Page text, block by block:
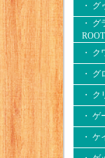
・
・
・
・
・
・ ゲ
・ ケ